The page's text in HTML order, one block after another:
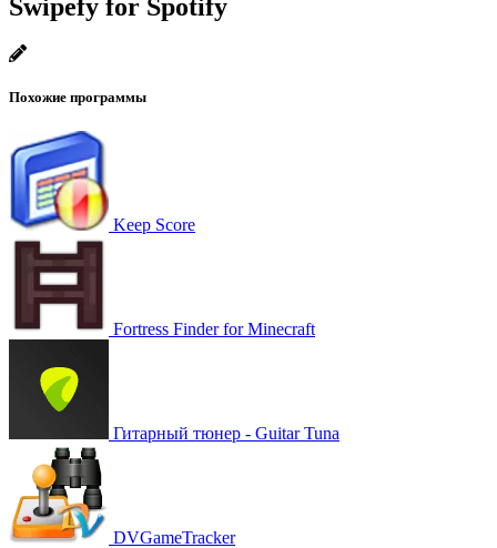
Swipefy for Spotify
Похожие программы
Keep Score
Fortress Finder for Minecraft
Гитарный тюнер - Guitar Tuna
DVGameTracker